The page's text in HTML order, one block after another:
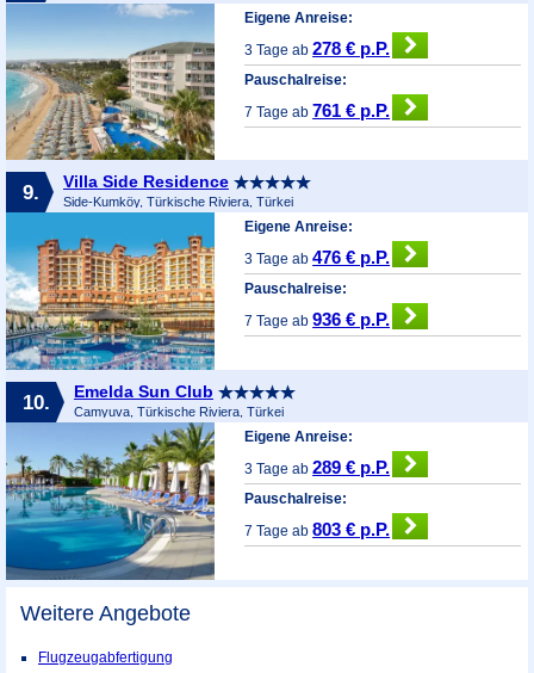
Eigene Anreise:
3 Tage ab278 € p.P.
Pauschalreise:
7 Tage ab761 € p.P.
9. Villa Side Residence
Side-Kumköy, Türkische Riviera, Türkei
Eigene Anreise:
3 Tage ab476 € p.P.
Pauschalreise:
7 Tage ab936 € p.P.
10. Emelda Sun Club
Camyuva, Türkische Riviera, Türkei
Eigene Anreise:
3 Tage ab289 € p.P.
Pauschalreise:
7 Tage ab803 € p.P.
Weitere Angebote
Flugzeugabfertigung